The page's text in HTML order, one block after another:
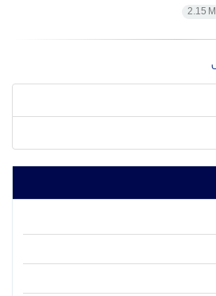
2.15 M